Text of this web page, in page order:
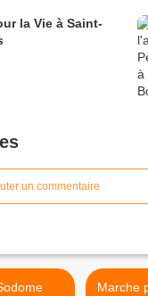
la Vie à Saint-
un commentaire
Marche